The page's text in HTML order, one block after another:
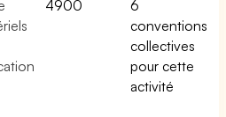
4900
6
conventions
collectives
pour cette
activité